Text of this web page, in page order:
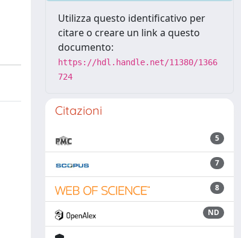
Utilizza questo identificativo per
citare o creare un link a questo
documento:
https://hdl.handle.net/11380/1366
724
Citazioni
5
7
8
ND